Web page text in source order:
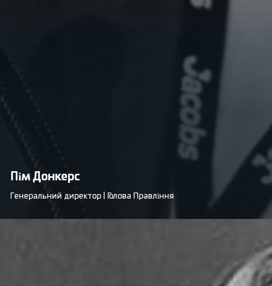
Пім Донкерс
Генеральний директор | Голова Правління